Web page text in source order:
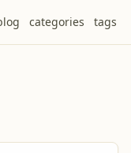
categories tags